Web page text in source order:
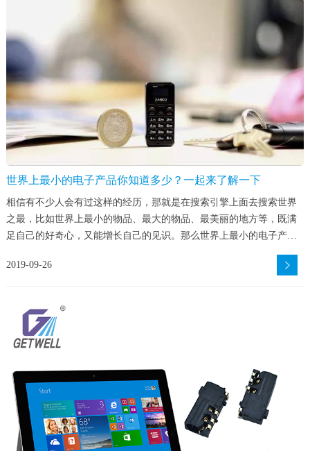
世界上最小的电子产品你知道多少？一起来了解一下
相信有不少人会有过这样的经历，那就是在搜索引擎上面去搜索世界
之最，比如世界上最小的物品、最大的物品、最美丽的地方等，既满
足自己的好奇心，又能增长自己的见识。那么世界上最小的电子产品
2019-09-26